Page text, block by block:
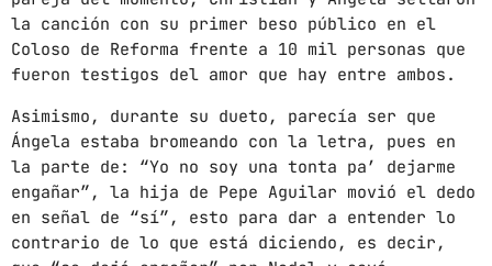
CATEGORÍAS
Blog
Gobierno de Hermosillo
Gobierno de Sonora
la canción con su primer beso público en el
Coloso de Reforma frente a 10 mil personas que
fueron testigos del amor que hay entre ambos.
Asimismo, durante su dueto, parecía ser que
Ángela estaba bromeando con la letra, pues en
la parte de: “Yo no soy una tonta pa’ dejarme
engañar”, la hija de Pepe Aguilar movió el dedo
en señal de “sí”, esto para dar a entender lo
contrario de lo que está diciendo, es decir,